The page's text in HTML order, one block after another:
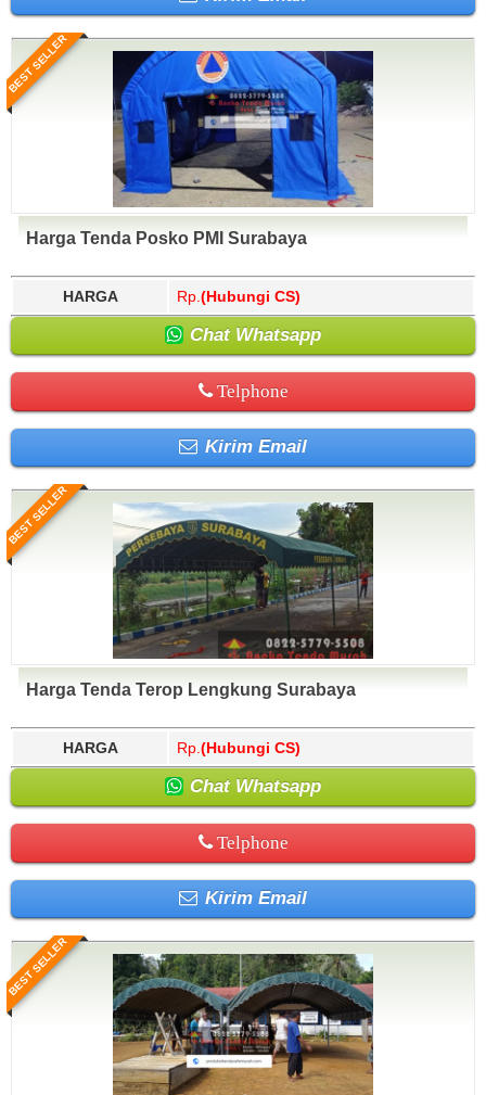
BEST SELLER
Harga Tenda Posko PMI Surabaya
HARGA Rp. (Hubungi CS)
Chat Whatsapp
Telphone
Kirim Email
BEST SELLER
Harga Tenda Terop Lengkung Surabaya
HARGA Rp. (Hubungi CS)
Chat Whatsapp
Telphone
Kirim Email
BEST SELLER